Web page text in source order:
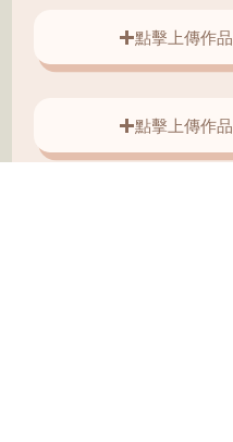
點擊上傳作品
點擊上傳作品